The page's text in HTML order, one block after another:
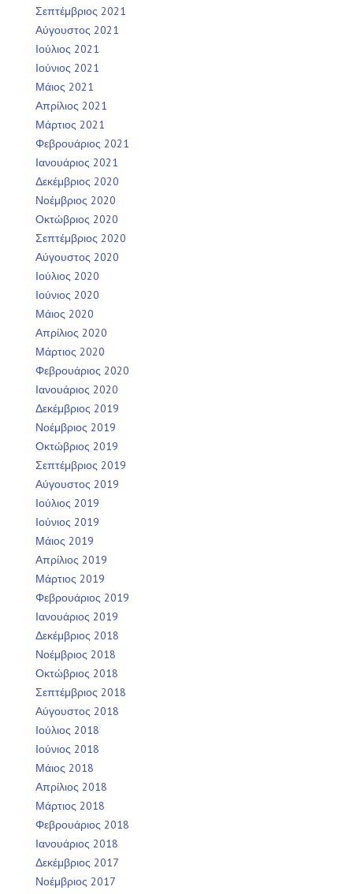
Σεπτέμβριος 2021
Αύγουστος 2021
Ιούλιος 2021
Ιούνιος 2021
Μάιος 2021
Απρίλιος 2021
Μάρτιος 2021
Φεβρουάριος 2021
Ιανουάριος 2021
Δεκέμβριος 2020
Νοέμβριος 2020
Οκτώβριος 2020
Σεπτέμβριος 2020
Αύγουστος 2020
Ιούλιος 2020
Ιούνιος 2020
Μάιος 2020
Απρίλιος 2020
Μάρτιος 2020
Φεβρουάριος 2020
Ιανουάριος 2020
Δεκέμβριος 2019
Νοέμβριος 2019
Οκτώβριος 2019
Σεπτέμβριος 2019
Αύγουστος 2019
Ιούλιος 2019
Ιούνιος 2019
Μάιος 2019
Απρίλιος 2019
Μάρτιος 2019
Φεβρουάριος 2019
Ιανουάριος 2019
Δεκέμβριος 2018
Νοέμβριος 2018
Οκτώβριος 2018
Σεπτέμβριος 2018
Αύγουστος 2018
Ιούλιος 2018
Ιούνιος 2018
Μάιος 2018
Απρίλιος 2018
Μάρτιος 2018
Φεβρουάριος 2018
Ιανουάριος 2018
Δεκέμβριος 2017
Νοέμβριος 2017